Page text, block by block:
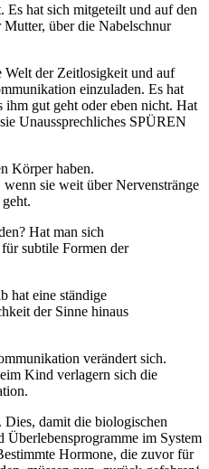
hat sich mitgeteilt und auf den
über die Nabelschnur
Welt der Zeitlosigkeit und auf
einzuladen. Es hat
gut geht oder eben nicht. Hat
Unaussprechliches SPÜREN
Körper haben.
sie weit über Nervenstränge
Hat man sich
subtile Formen der
hat eine ständige
der Sinne hinaus
verändert sich.
Kind verlagern sich die
damit die biologischen
Überlebensprogramme im System
Hormone, die zuvor für